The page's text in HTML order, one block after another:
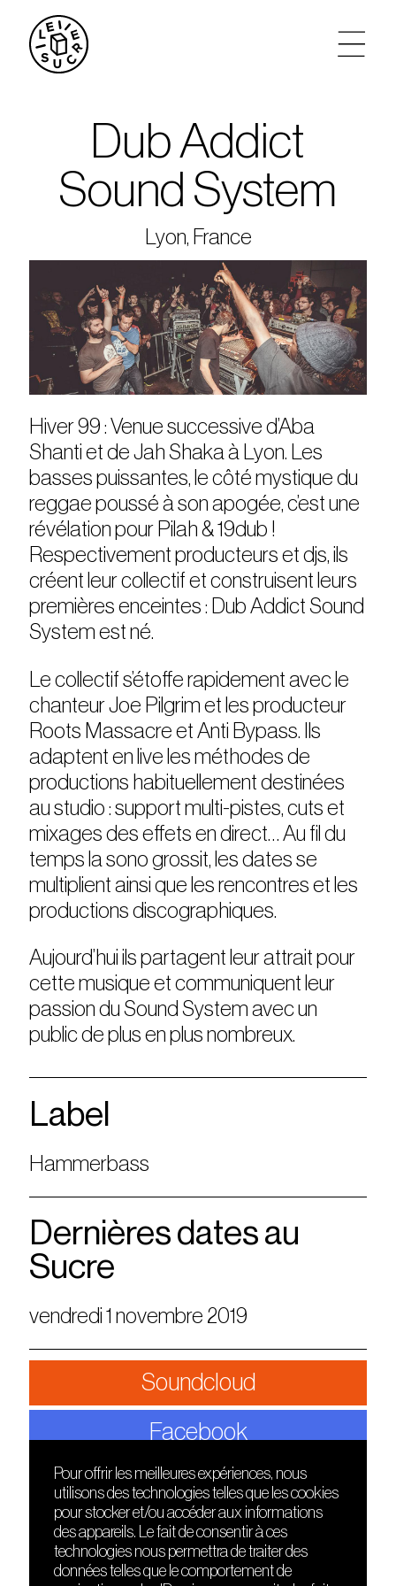
agenda
tickets
le sucre max
partenariats
privatisations
Dub Addict
Sound System
Lyon, France
Hiver 99 : Venue successive d’Aba
Shanti et de Jah Shaka à Lyon. Les
basses puissantes, le côté mystique du
reggae poussé à son apogée, c’est une
révélation pour Pilah & 19dub !
Respectivement producteurs et djs, ils
créent leur collectif et construisent leurs
premières enceintes : Dub Addict Sound
System est né.
Le collectif s’étoffe rapidement avec le
chanteur Joe Pilgrim et les producteur
Roots Massacre et Anti Bypass. Ils
adaptent en live les méthodes de
productions habituellement destinées
au studio : support multi-pistes, cuts et
mixages des effets en direct… Au fil du
temps la sono grossit, les dates se
multiplient ainsi que les rencontres et les
productions discographiques.
Aujourd’hui ils partagent leur attrait pour
cette musique et communiquent leur
passion du Sound System avec un
public de plus en plus nombreux.
Label
Hammerbass
Dernières dates au
Sucre
vendredi 1 novembre 2019
Soundcloud
Facebook
DÉCOUVRIR
Le lieu
Contact
Presse
Cours de DJing
FRIENDS
Nuits sonores
HEAT
Hôtel71
La Gaîté Lyrique
Pour offrir les meilleures expériences, nous
utilisons des technologies telles que les cookies
pour stocker et/ou accéder aux informations
des appareils. Le fait de consentir à ces
technologies nous permettra de traiter des
données telles que le comportement de